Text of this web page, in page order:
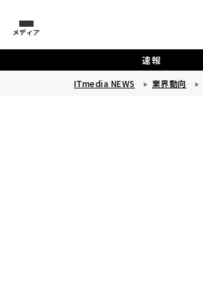
メディア
速報
ITmedia NEWS 業界動向